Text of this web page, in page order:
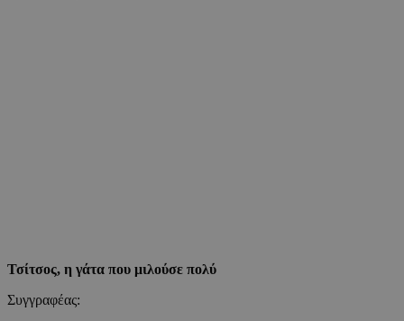
Τσίτσος, η γάτα που μιλούσε πολύ
Συγγραφέας: